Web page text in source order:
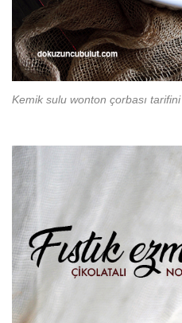
Kemik sulu wonton çorbası tarifini